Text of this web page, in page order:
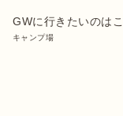
GWに行きたいのは
キャンプ場